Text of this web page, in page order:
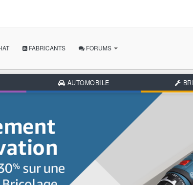
FABRICANTS FORUMS
AUTOMOBILE